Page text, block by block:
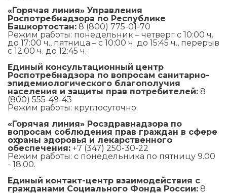
«Горячая линия» Управления
Роспотребнадзора по Республике
Башкортостан: 8 (800) 775-01-70
Режим работы: понедельник – четверг с 10:00 ч.
до 17:00 ч., пятница – с 10:00 ч. до 15:45 ч., перерыв
с 12:00 ч. до 12:45 ч.
Единый консультационный центр
Роспотребнадзора по вопросам санитарно-
эпидемиологического благополучия
населения и защиты прав потребителей: 8
(800) 555-49-43
Режим работы: круглосуточно.
«Горячая линия» Росздравнадзора по
вопросам соблюдения прав граждан в сфере
охраны здоровья и лекарственного
обеспечения: +7 (347) 250-30-22
Режим работы: с понедельника по пятницу 9.00
- 18.00.
Единый контакт-центр взаимодействия с
гражданами Социального Фонда России: 8